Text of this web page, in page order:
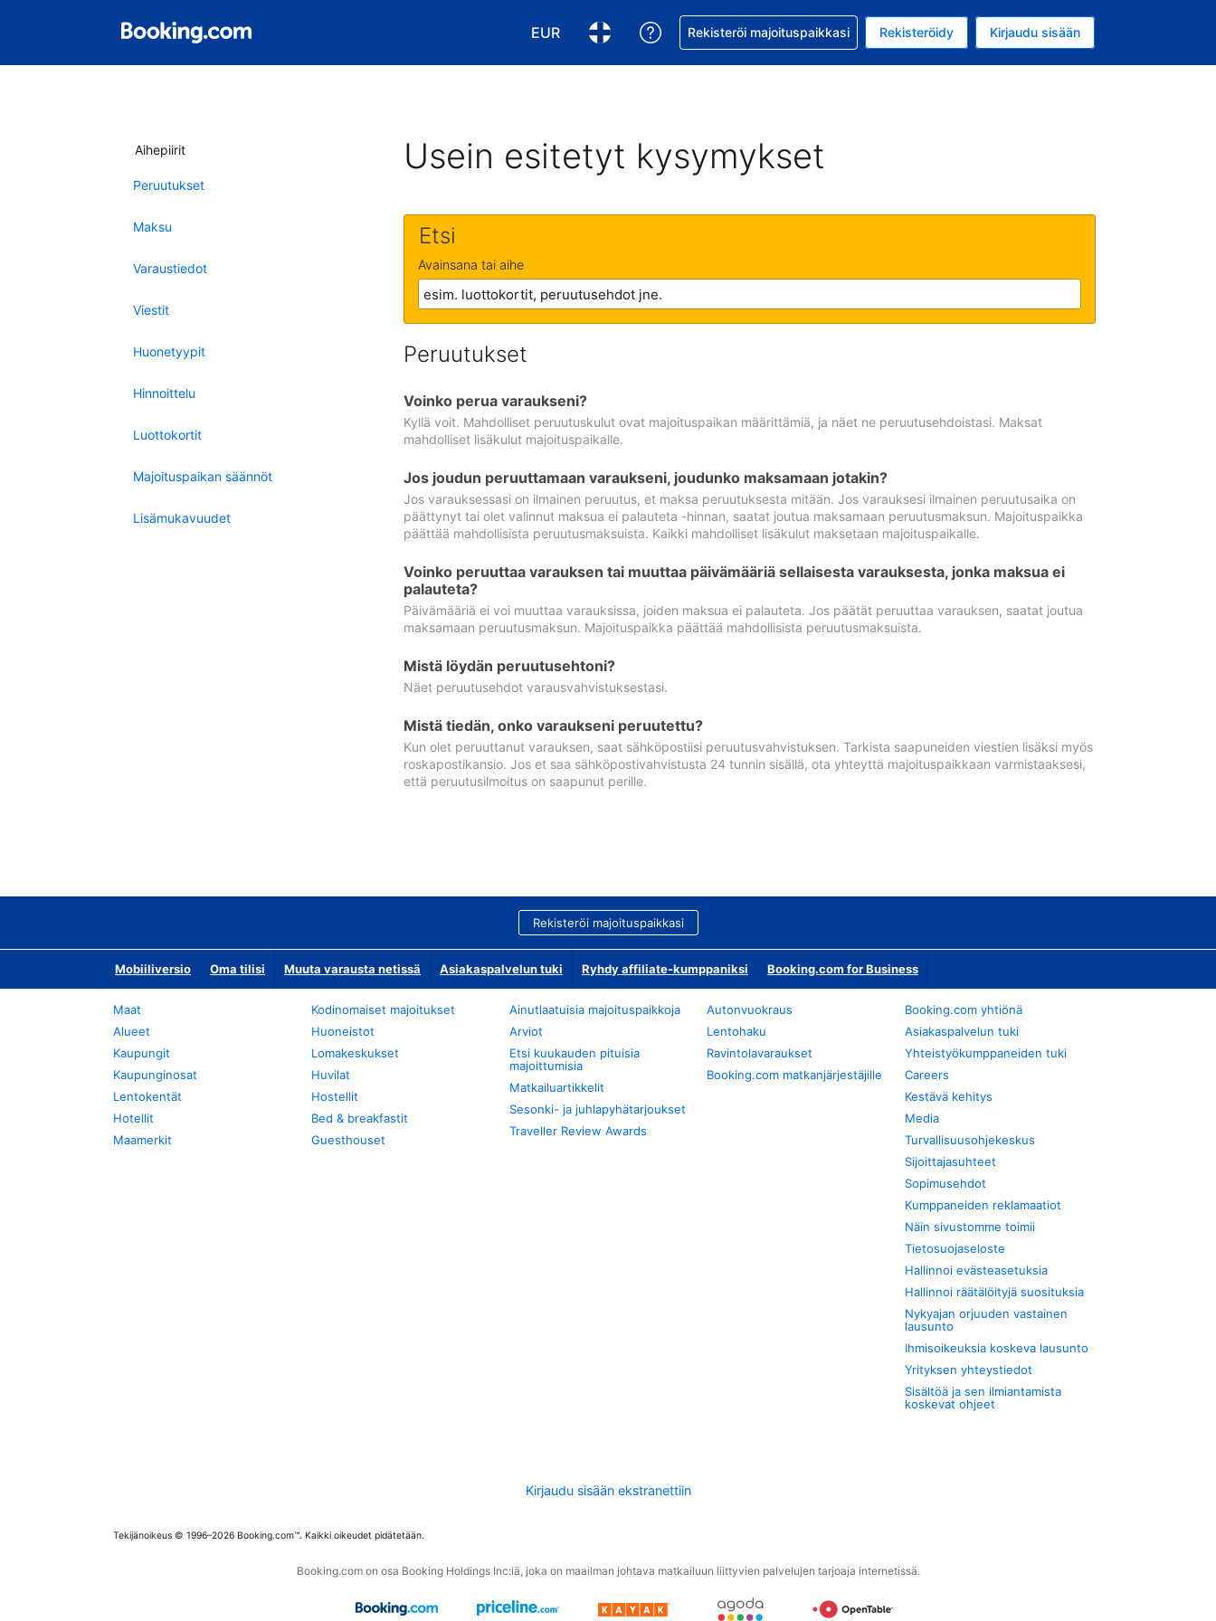
EUR
Valitse valuutta. Tämänhetkinen valuutta on EUR
Valitse kieli. Tämänhetkinen kieli on Suomi
Pyydä apua varauksesi kanssa
Rekisteröi majoituspaikkasi Rekisteröidy Kirjaudu sisään
Aihepiirit
Peruutukset
Maksu
Varaustiedot
Viestit
Huonetyypit
Hinnoittelu
Luottokortit
Majoituspaikan säännöt
Lisämukavuudet
Usein esitetyt kysymykset
Etsi
Avainsana tai aihe
Peruutukset
Voinko perua varaukseni?
Kyllä voit. Mahdolliset peruutuskulut ovat majoituspaikan määrittämiä, ja näet ne peruutusehdoistasi. Maksat
mahdolliset lisäkulut majoituspaikalle.
Jos joudun peruuttamaan varaukseni, joudunko maksamaan jotakin?
Jos varauksessasi on ilmainen peruutus, et maksa peruutuksesta mitään. Jos varauksesi ilmainen peruutusaika on
päättynyt tai olet valinnut maksua ei palauteta -hinnan, saatat joutua maksamaan peruutusmaksun. Majoituspaikka
päättää mahdollisista peruutusmaksuista. Kaikki mahdolliset lisäkulut maksetaan majoituspaikalle.
Voinko peruuttaa varauksen tai muuttaa päivämääriä sellaisesta varauksesta, jonka maksua ei
palauteta?
Päivämääriä ei voi muuttaa varauksissa, joiden maksua ei palauteta. Jos päätät peruuttaa varauksen, saatat joutua
maksamaan peruutusmaksun. Majoituspaikka päättää mahdollisista peruutusmaksuista.
Mistä löydän peruutusehtoni?
Näet peruutusehdot varausvahvistuksestasi.
Mistä tiedän, onko varaukseni peruutettu?
Kun olet peruuttanut varauksen, saat sähköpostiisi peruutusvahvistuksen. Tarkista saapuneiden viestien lisäksi myös
roskapostikansio. Jos et saa sähköpostivahvistusta 24 tunnin sisällä, ota yhteyttä majoituspaikkaan varmistaaksesi,
että peruutusilmoitus on saapunut perille.
Rekisteröi majoituspaikkasi
Mobiiliversio Oma tilisi Muuta varausta netissä Asiakaspalvelun tuki Ryhdy affiliate-kumppaniksi Booking.com for Business
Maat
Alueet
Kaupungit
Kaupunginosat
Lentokentät
Hotellit
Maamerkit
Kodinomaiset majoitukset
Huoneistot
Lomakeskukset
Huvilat
Hostellit
Bed & breakfastit
Guesthouset
Ainutlaatuisia majoituspaikkoja
Arviot
Etsi kuukauden pituisia
majoittumisia
Matkailuartikkelit
Sesonki- ja juhlapyhätarjoukset
Traveller Review Awards
Autonvuokraus
Lentohaku
Ravintolavaraukset
Booking.com matkanjärjestäjille
Booking.com yhtiönä
Asiakaspalvelun tuki
Yhteistyökumppaneiden tuki
Careers
Kestävä kehitys
Media
Turvallisuusohjekeskus
Sijoittajasuhteet
Sopimusehdot
Kumppaneiden reklamaatiot
Näin sivustomme toimii
Tietosuojaseloste
Hallinnoi evästeasetuksia
Hallinnoi räätälöityjä suosituksia
Nykyajan orjuuden vastainen
lausunto
Ihmisoikeuksia koskeva lausunto
Yrityksen yhteystiedot
Sisältöä ja sen ilmiantamista
koskevat ohjeet
Kirjaudu sisään ekstranettiin
Tekijänoikeus © 1996–2026 Booking.com™. Kaikki oikeudet pidätetään.
Booking.com on osa Booking Holdings Inc:iä, joka on maailman johtava matkailuun liittyvien palvelujen tarjoaja internetissä.